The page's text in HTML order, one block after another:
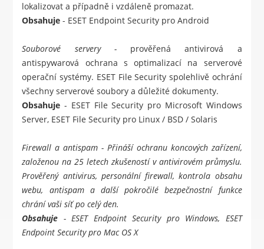
lokalizovat a případně i vzdáleně promazat.
Obsahuje - ESET Endpoint Security pro Android
Souborové servery - prověřená antivirová a
antispywarová ochrana s optimalizací na serverové
operační systémy. ESET File Security spolehlivě ochrání
všechny serverové soubory a důležité dokumenty.
Obsahuje - ESET File Security pro Microsoft Windows
Server, ESET File Security pro Linux / BSD / Solaris
Firewall a antispam - Přináší ochranu koncových zařízení,
založenou na 25 letech zkušeností v antivirovém průmyslu.
Prověřený antivirus, personální firewall, kontrola obsahu
webu, antispam a další pokročilé bezpečnostní funkce
chrání vaši síť po celý den.
Obsahuje -ESET Endpoint Security pro Windows, ESET
Endpoint Security pro Mac OS X